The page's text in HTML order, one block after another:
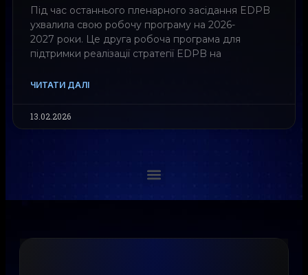
Під час останнього пленарного засідання EDPB
ухвалила свою робочу програму на 2026-
2027 роки. Це друга робоча програма для
підтримки реалізації стратегії EDPB на
ЧИТАТИ ДАЛІ
13.02.2026